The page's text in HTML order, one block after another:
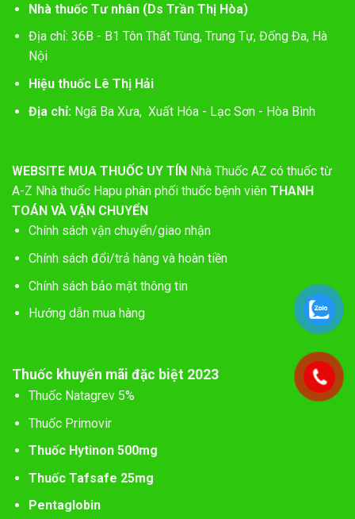
Nhà thuốc Tư nhân (Ds Trần Thị Hòa)
Địa chỉ: 36B - B1 Tôn Thất Tùng, Trung Tự, Đống Đa, Hà
Nội
Hiệu thuốc Lê Thị Hải
Địa chỉ: Ngã Ba Xưa, Xuất Hóa - Lạc Sơn - Hòa Bình
WEBSITE MUA THUỐC UY TÍN Nhà Thuốc AZ có thuốc từ
A-Z Nhà thuốc Hapu phân phối thuốc bệnh viên THANH
TOÁN VÀ VẬN CHUYỂN
Chính sách vận chuyển/giao nhận
Chính sách đổi/trả hàng và hoàn tiền
Chính sách bảo mật thông tin
Hướng dẫn mua hàng
Thuốc khuyến mãi đặc biệt 2023
Thuốc Natagrev 5%
Thuốc Primovir
Thuốc Hytinon 500mg
Thuốc Tafsafe 25mg
Pentaglobin